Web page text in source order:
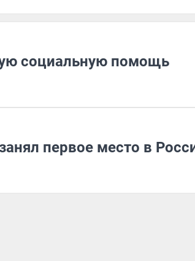
социальную помощь
первое место в